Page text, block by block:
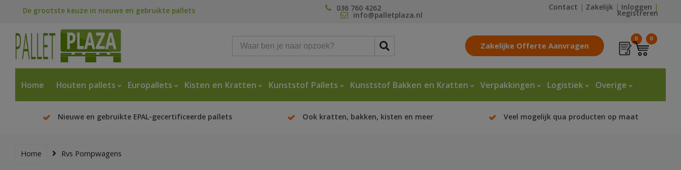
De grootste keuze in nieuwe en gebruikte pallets 036 760 4262
info@palletplaza.nl
Contact | Zakelijk |Inloggen |
Registreren
Zakelijke Offerte Aanvragen
0 0
Home Houten pallets Europallets Kisten en Kratten Kunststof Pallets Kunststof Bakken en Kratten Verpakkingen Logistiek Overige
Nieuwe en gebruikte EPAL-gecertificeerde pallets Ook kratten, bakken, kisten en meer Veel mogelijk qua producten op maat
Home Rvs Pompwagens